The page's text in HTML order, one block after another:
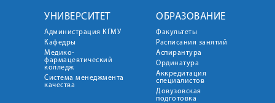
УНИВЕРСИТЕТ
Администрация КГМУ
Кафедры
Медико-
фармацевтический
колледж
Система менеджмента
качества
ОБРАЗОВАНИЕ
Факультеты
Расписания занятий
Аспирантура
Ординатура
Аккредитация
специалистов
Довузовская
подготовка